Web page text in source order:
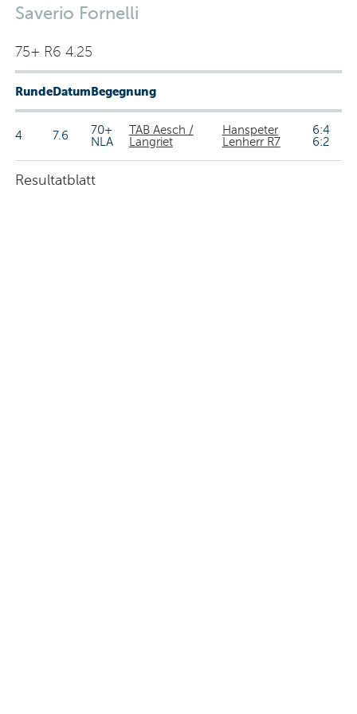
Saverio Fornelli
75+ R6 4.25
RundeDatumBegegnung
4 7.6
70+
NLA
TAB Aesch /
Langriet
Hanspeter
Lenherr R7
6:4
6:2
Resultatblatt